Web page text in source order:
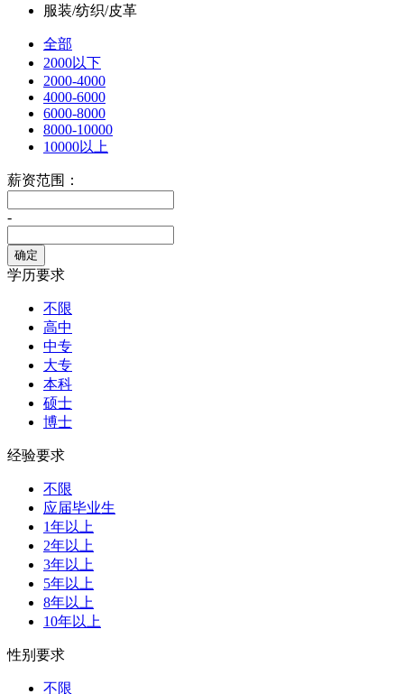
服装/纺织/皮革
全部
2000以下
2000-4000
4000-6000
6000-8000
8000-10000
10000以上
薪资范围：
-
学历要求
不限
高中
中专
大专
本科
硕士
博士
经验要求
不限
应届毕业生
1年以上
2年以上
3年以上
5年以上
8年以上
10年以上
性别要求
不限